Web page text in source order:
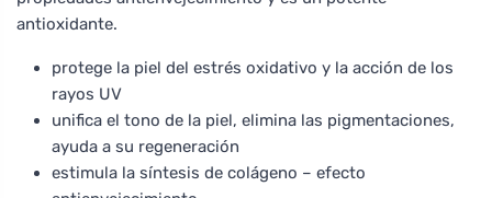
antioxidante.
protege la piel del estrés oxidativo y la acción de los
rayos UV
unifica el tono de la piel, elimina las pigmentaciones,
ayuda a su regeneración
estimula la síntesis de colágeno – efecto